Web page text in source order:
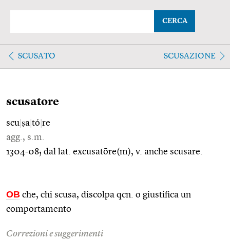
CERCA
SCUSATO SCUSAZIONE
scusatore
scu ṣa tó re
agg., s.m.
1304-08; dal lat. excusatōre(m), v. anche scusare.
OB che, chi scusa, discolpa qcn. o giustifica un
comportamento
Correzioni e suggerimenti